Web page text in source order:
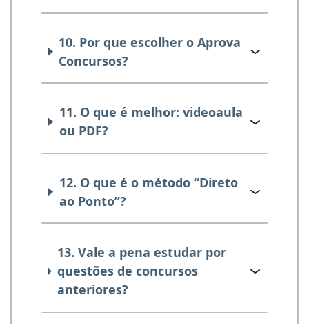
10. Por que escolher o Aprova
Concursos?
11. O que é melhor: videoaula
ou PDF?
12. O que é o método “Direto
ao Ponto”?
13. Vale a pena estudar por
questões de concursos
anteriores?